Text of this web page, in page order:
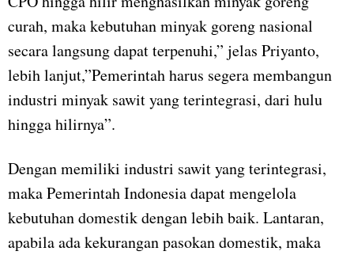
curah, maka kebutuhan minyak goreng nasional
secara langsung dapat terpenuhi,” jelas Priyanto,
lebih lanjut,”Pemerintah harus segera membangun
industri minyak sawit yang terintegrasi, dari hulu
hingga hilirnya”.
Dengan memiliki industri sawit yang terintegrasi,
maka Pemerintah Indonesia dapat mengelola
kebutuhan domestik dengan lebih baik. Lantaran,
apabila ada kekurangan pasokan domestik, maka